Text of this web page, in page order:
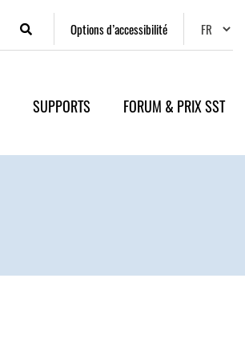
Options d’accessibilité
SUPPORTS FORUM & PRIX SST